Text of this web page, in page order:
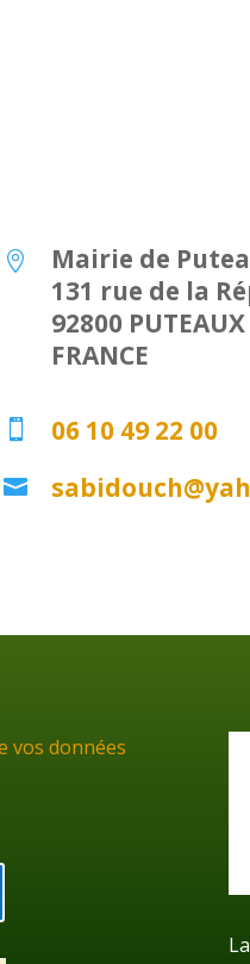

Mairie de
131 rue de la
92800 PUTEAUX
FRANCE
 06 10 49 22 00

vos données